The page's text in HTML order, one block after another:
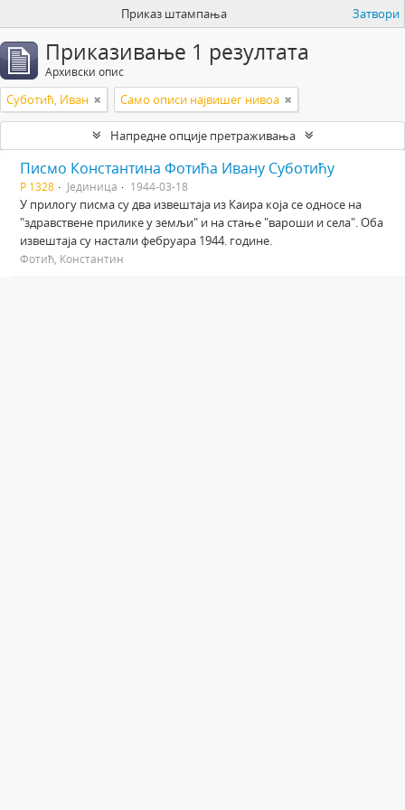
Приказ штампања Затвори
Приказивање 1 резултата
Архивски опис
Суботић, Иван Само описи највишег нивоа
Напредне опције претраживања
Писмо Константина Фотића Ивану Суботићу
Р 1328 Јединица 1944-03-18
У прилогу писма су два извештаја из Каира која се односе на
"здравствене прилике у земљи" и на стање "вароши и села". Оба
извештаја су настали фебруара 1944. године.
Фотић, Константин